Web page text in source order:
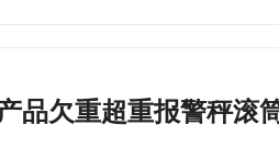
品欠重超重报警秤滚